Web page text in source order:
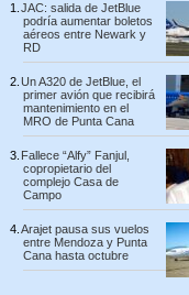
JAC: salida de JetBlue
podría aumentar boletos
aéreos entre Newark y
RD
Un A320 de JetBlue, el
primer avión que recibirá
mantenimiento en el
MRO de Punta Cana
Fallece “Alfy” Fanjul,
copropietario del
complejo Casa de
Campo
Arajet pausa sus vuelos
entre Mendoza y Punta
Cana hasta octubre